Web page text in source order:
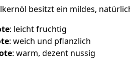
besitzt ein mildes,
: leicht fruchtig
: weich und pflanzlich
: warm, dezent nussig